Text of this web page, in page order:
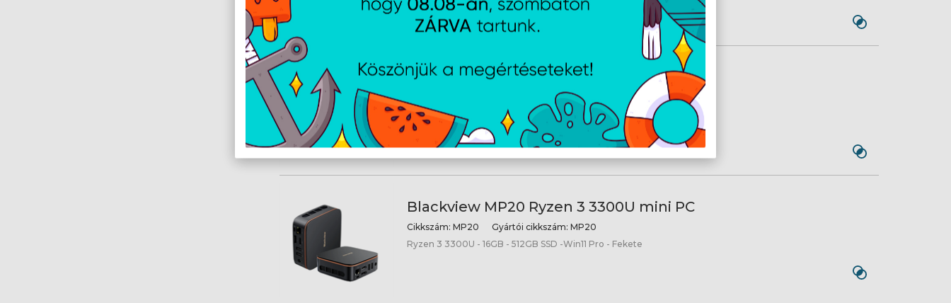
Blackview MP100 Ryzen 7430U
16GB+512GB mini PC - fekete
Cikkszám: MP1007430U Gyártói cikkszám:MP100 7430U
Ryzen 5 7430U - 16GB - 512GB SSD -Win11 Pro - Fekete
Blackview MP20 Ryzen 3 3300U mini PC
Cikkszám: MP20 Gyártói cikkszám: MP20
Ryzen 3 3300U - 16GB - 512GB SSD -Win11 Pro - Fekete